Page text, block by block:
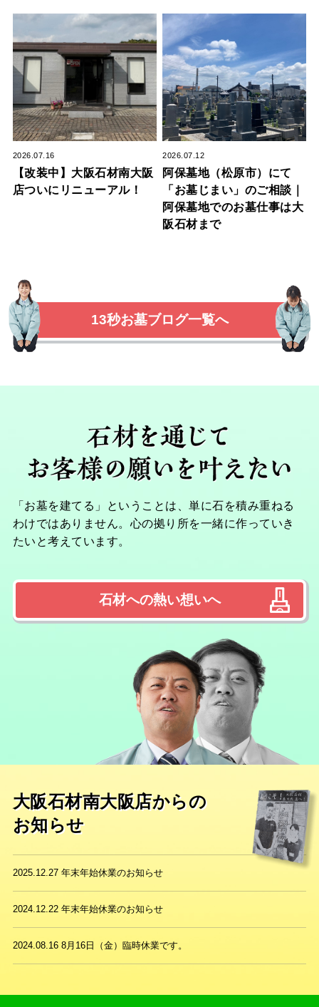
2026.07.16
【改装中】大阪石材南大阪
店ついにリニューアル！
2026.07.12
阿保墓地（松原市）にて
「お墓じまい」のご相談｜
阿保墓地でのお墓仕事は大
阪石材まで
13秒お墓ブログ一覧へ
「お墓を建てる」ということは、単に石を積み重ねる
わけではありません。心の拠り所を一緒に作っていき
たいと考えています。
石材への熱い想いへ
大阪石材南大阪店からの
お知らせ
2025.12.27 年末年始休業のお知らせ
2024.12.22 年末年始休業のお知らせ
2024.08.16 8月16日（金）臨時休業です。